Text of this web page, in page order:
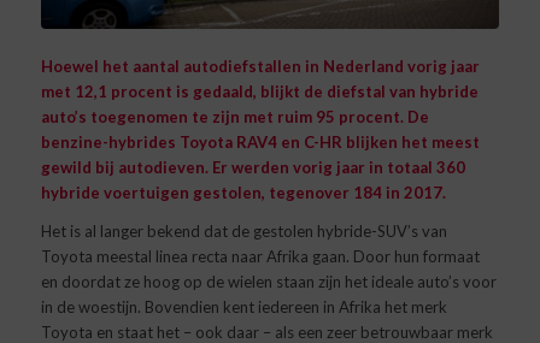
Hoewel het aantal autodiefstallen in Nederland vorig jaar
met 12,1 procent is gedaald, blijkt de diefstal van hybride
auto’s toegenomen te zijn met ruim 95 procent. De
benzine-hybrides Toyota RAV4 en C-HR blijken het meest
gewild bij autodieven. Er werden vorig jaar in totaal 360
hybride voertuigen gestolen, tegenover 184 in 2017.
Het is al langer bekend dat de gestolen hybride-SUV’s van
Toyota meestal linea recta naar Afrika gaan. Door hun formaat
en doordat ze hoog op de wielen staan zijn het ideale auto’s voor
in de woestijn. Bovendien kent iedereen in Afrika het merk
Toyota en staat het – ook daar – als een zeer betrouwbaar merk